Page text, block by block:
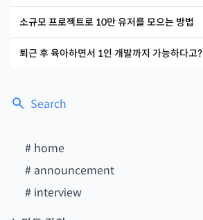
Search
# home
# announcement
# interview
소규모 프로젝트로 10만 유저를 모으는 방법
퇴근 후 육아하면서 1인 개발까지 가능하다고?